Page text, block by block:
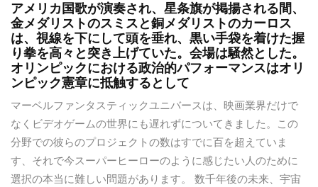
アメリカ国歌が演奏され、星条旗が掲揚される間、
金メダリストのスミスと銅メダリストのカーロス
は、視線を下にして頭を垂れ、黒い手袋を着けた握
り拳を高々と突き上げていた。会場は騒然とした。
オリンピックにおける政治的パフォーマンスはオリ
ンピック憲章に抵触するとして
マーベルファンタスティックユニバースは、映画業界だけで
なくビデオゲームの世界にも遅れずについてきました。この
分野での彼らのプロジェクトの数はすでに百を超えていま
す、それで今スーパーヒーローのように感じたい人のために
選択の本当に難しい問題があります。 数千年後の未来、宇宙